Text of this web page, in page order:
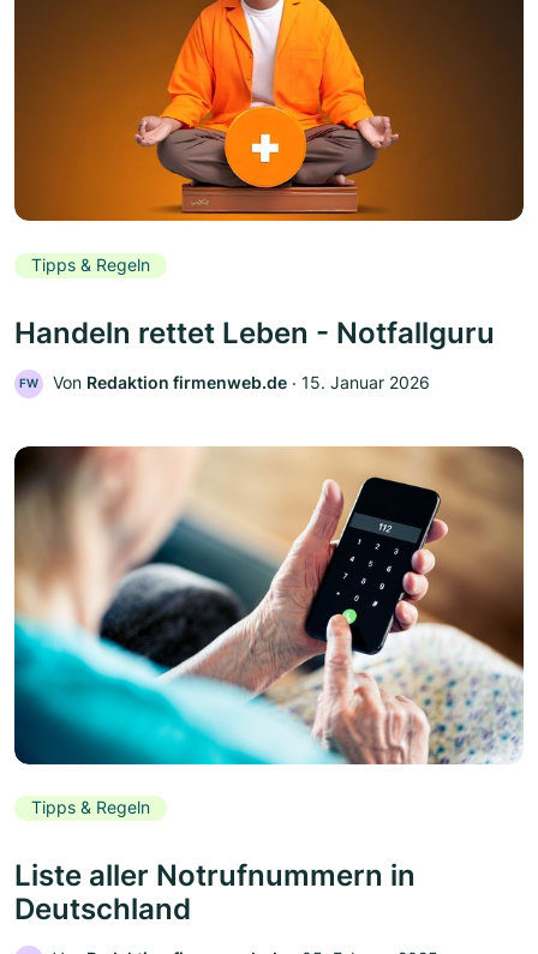
Tipps & Regeln
Handeln rettet Leben - Notfallguru
FW Von Redaktion firmenweb.de ‧ 15. Januar 2026
Tipps & Regeln
Liste aller Notrufnummern in
Deutschland